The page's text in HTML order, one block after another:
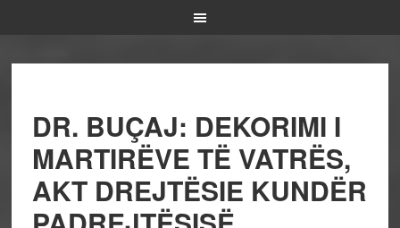
DR. BUÇAJ: DEKORIMI I
MARTIRËVE TË VATRËS,
AKT DREJTËSIE KUNDËR